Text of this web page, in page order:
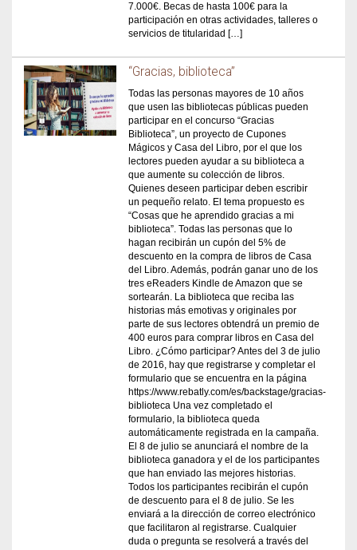
7.000€. Becas de hasta 100€ para la
participación en otras actividades, talleres o
servicios de titularidad […]
“Gracias, biblioteca”
Todas las personas mayores de 10 años
que usen las bibliotecas públicas pueden
participar en el concurso “Gracias
Biblioteca”, un proyecto de Cupones
Mágicos y Casa del Libro, por el que los
lectores pueden ayudar a su biblioteca a
que aumente su colección de libros.
Quienes deseen participar deben escribir
un pequeño relato. El tema propuesto es
“Cosas que he aprendido gracias a mi
biblioteca”. Todas las personas que lo
hagan recibirán un cupón del 5% de
descuento en la compra de libros de Casa
del Libro. Además, podrán ganar uno de los
tres eReaders Kindle de Amazon que se
sortearán. La biblioteca que reciba las
historias más emotivas y originales por
parte de sus lectores obtendrá un premio de
400 euros para comprar libros en Casa del
Libro. ¿Cómo participar? Antes del 3 de julio
de 2016, hay que registrarse y completar el
formulario que se encuentra en la página
https://www.rebatly.com/es/backstage/gracias-
biblioteca Una vez completado el
formulario, la biblioteca queda
automáticamente registrada en la campaña.
El 8 de julio se anunciará el nombre de la
biblioteca ganadora y el de los participantes
que han enviado las mejores historias.
Todos los participantes recibirán el cupón
de descuento para el 8 de julio. Se les
enviará a la dirección de correo electrónico
que facilitaron al registrarse. Cualquier
duda o pregunta se resolverá a través del